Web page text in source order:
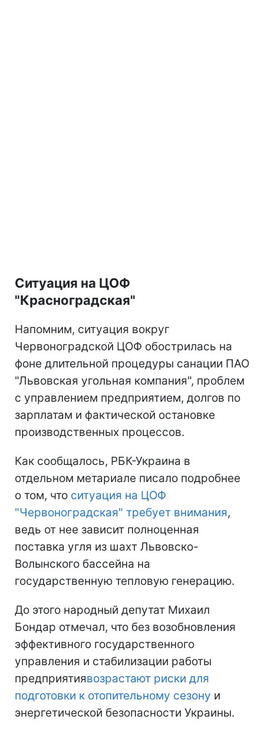
Ситуация на ЦОФ
"Красноградская"
Напомним, ситуация вокруг
Червоноградской ЦОФ обострилась на
фоне длительной процедуры санации ПАО
"Львовская угольная компания", проблем
с управлением предприятием, долгов по
зарплатам и фактической остановке
производственных процессов.
Как сообщалось, РБК-Украина в
отдельном метариале писало подробнее
о том, что ситуация на ЦОФ
"Червоноградская" требует внимания,
ведь от нее зависит полноценная
поставка угля из шахт Львовско-
Волынского бассейна на
государственную тепловую генерацию.
До этого народный депутат Михаил
Бондар отмечал, что без возобновления
эффективного государственного
управления и стабилизации работы
предприятиявозрастают риски для
подготовки к отопительному сезону и
энергетической безопасности Украины.